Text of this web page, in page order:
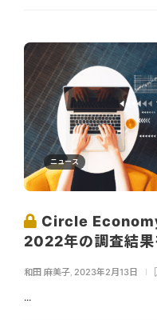
ニュース
Circle
2022年の調査結果
和田 麻美子, 2023年2月13日
...